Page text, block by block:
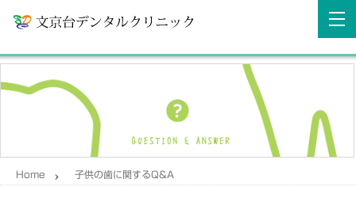
Home 子供の歯に関するQ&A